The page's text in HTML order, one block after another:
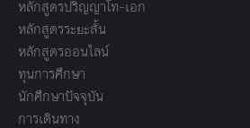
หลักสูตรปริญญาโท-เอก
หลักสูตรระยะสั้น
หลักสูตรออนไลน์
ทุนการศึกษา
นักศึกษาปัจจุบัน
การเดินทาง